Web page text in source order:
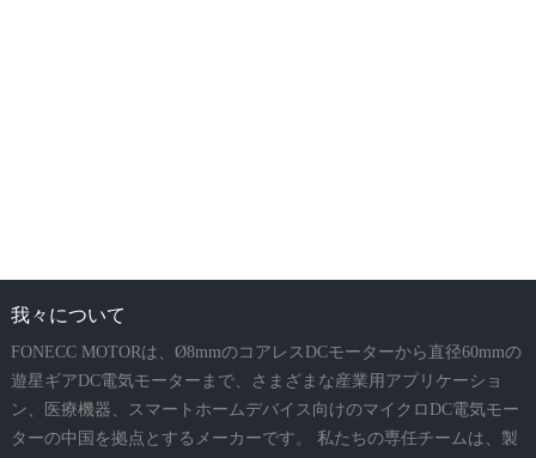
我々について
FONECC MOTORは、Ø8mmのコアレスDCモーターから直径60mmの
遊星ギアDC電気モーターまで、さまざまな産業用アプリケーショ
ン、医療機器、スマートホームデバイス向けのマイクロDC電気モー
ターの中国を拠点とするメーカーです。 私たちの専任チームは、製